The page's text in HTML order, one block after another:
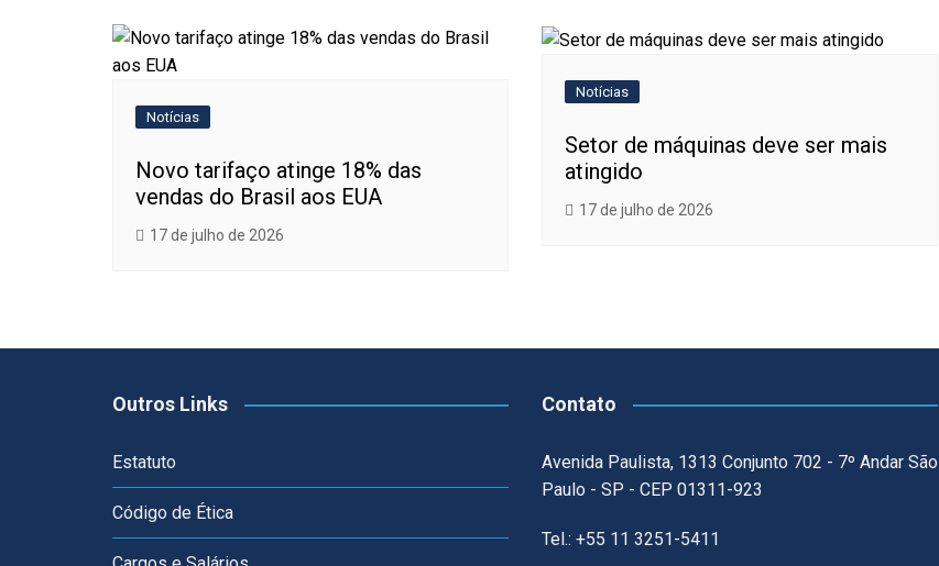
Notícias
Novo tarifaço atinge 18% das
vendas do Brasil aos EUA
17 de julho de 2026
Notícias
Setor de máquinas deve ser mais
atingido
17 de julho de 2026
Outros Links
Estatuto
Código de Ética
Contato
Avenida Paulista, 1313 Conjunto 702 - 7º Andar São
Paulo - SP - CEP 01311-923
Tel.: +55 11 3251-5411